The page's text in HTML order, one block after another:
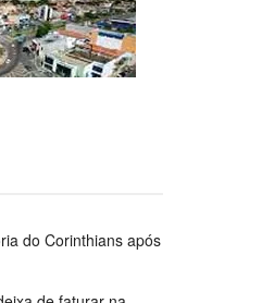
do Corinthians após